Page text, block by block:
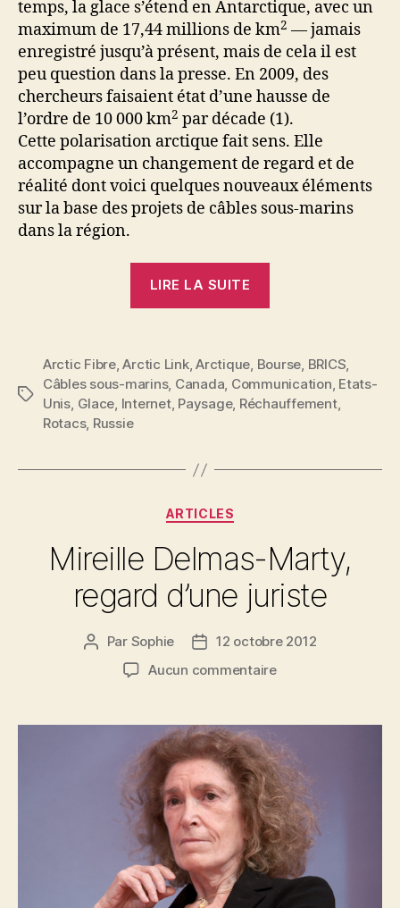
temps, la glace s’étend en Antarctique, avec un
maximum de 17,44 millions de km2 — jamais
enregistré jusqu’à présent, mais de cela il est
peu question dans la presse. En 2009, des
chercheurs faisaient état d’une hausse de
l’ordre de 10 000 km2 par décade (1).
Cette polarisation arctique fait sens. Elle
accompagne un changement de regard et de
réalité dont voici quelques nouveaux éléments
sur la base des projets de câbles sous-marins
dans la région.
LIRE LA SUITE
et
desseins
Étiquettes
Arctic Fibre,Arctic Link,Arctique, Bourse, BRICS,
Câbles sous-marins, Canada, Communication, Etats-
Unis, Glace, Internet, Paysage, Réchauffement,
Rotacs, Russie
Catégories
ARTICLES
Mireille Delmas-Marty,
regard d’une juriste
Auteur
l’article
Par Sophie
Date12 octobre 2012
Aucun commentairesur
Marty,
regard
d’une
juriste